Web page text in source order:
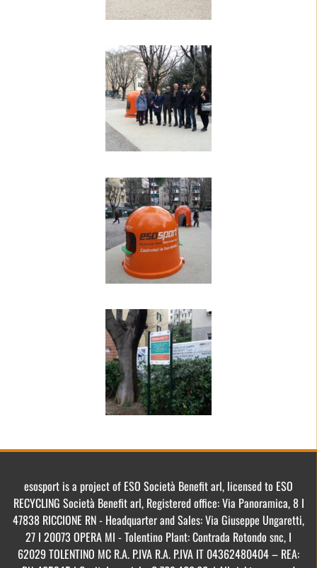
esosport is a project of ESO Società Benefit arl, licensed to ESO
RECYCLING Società Benefit arl, Registered office: Via Panoramica, 8 I
47838 RICCIONE RN - Headquarter and Sales: Via Giuseppe Ungaretti,
27 I 20073 OPERA MI - Tolentino Plant: Contrada Rotondo snc, I
62029 TOLENTINO MC R.A. P.IVA R.A. P.IVA IT 04362480404 – REA: